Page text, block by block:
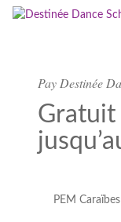
Pay Destinée
Gratuit
PEM